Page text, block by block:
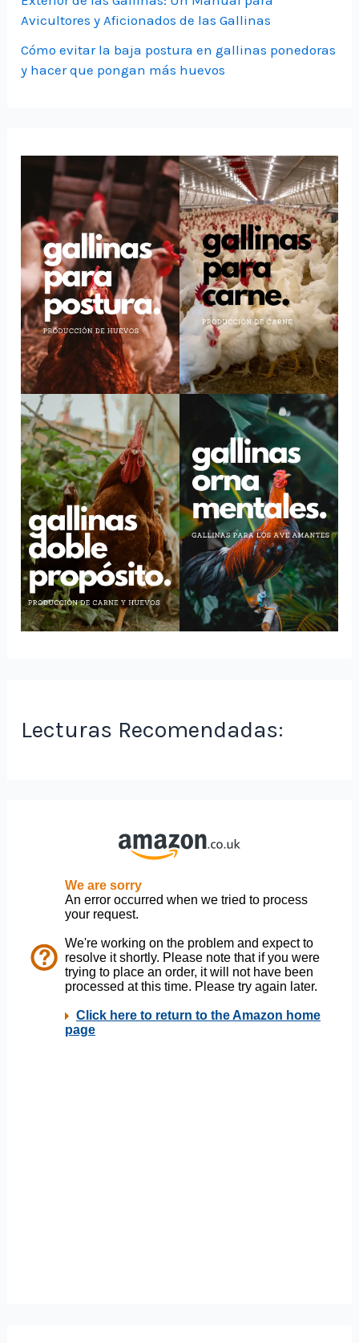
Avicultores y Aficionados de las Gallinas
Cómo evitar la baja postura en gallinas ponedoras
y hacer que pongan más huevos
Lecturas Recomendadas: